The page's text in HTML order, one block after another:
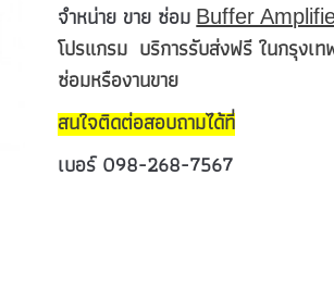
จำหน่าย ขาย ซ่อมBuffer
โปรแกรม บริการรับส่งฟรี ในกรุงเ
ซ่อมหรืองานขาย
สนใจติดต่อสอบถามได้ที่
เบอร์ 098-268-7567